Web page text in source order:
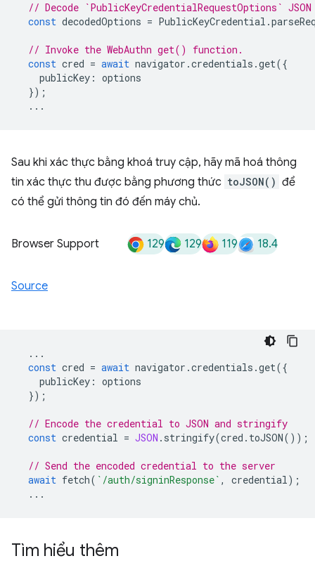
// Decode `PublicKeyCredentialRequestOptions`
const decodedOptions = PublicKeyCredential .
// Invoke the WebAuthn get() function.
const cred = await navigator .credentials .get({
publicKey : options
});
...
Sau khi xác thực bằng khoá truy cập, hãy mã hoá thông
tin xác thực thu được bằng phương thức toJSON() để
có thể gửi thông tin đó đến máy chủ.
Browser Support 129 129 119 18.4
Source
...
const cred = await navigator .credentials .get({
publicKey : options
});
// Encode the credential to JSON and stringify
const credential = JSON . stringify(cred . toJSON());
// Send the encoded credential to the server
await fetch( `/auth/signinResponse` , credential);
...
Tìm hiểu thêm